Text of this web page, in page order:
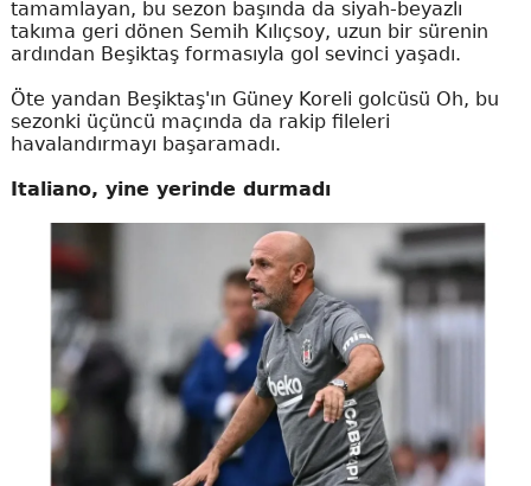
tamamlayan, bu sezon başında da siyah-beyazlı
takıma geri dönen Semih Kılıçsoy, uzun bir sürenin
ardından Beşiktaş formasıyla gol sevinci yaşadı.
Öte yandan Beşiktaş'ın Güney Koreli golcüsü Oh, bu
sezonki üçüncü maçında da rakip fileleri
havalandırmayı başaramadı.
Italiano, yine yerinde durmadı